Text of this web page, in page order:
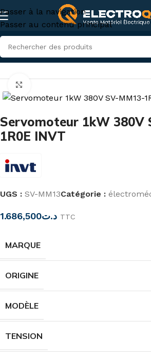
Passer à la navigation
Passer au contenu principal
Accueil/Électricité industrielle/
Servomoteur 1kW 380V
1R0E INVT
UGS : SV-MM13Catégorie :
د.ت1.686,500 TTC
MARQUE
ORIGINE
MODÈLE
TENSION